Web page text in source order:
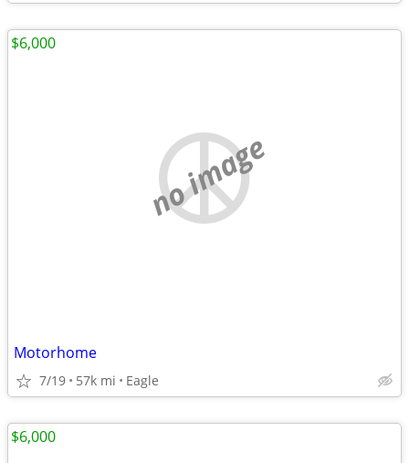
no image
Motorhome
7/19 57k mi Eagle
$6,000
$6,000